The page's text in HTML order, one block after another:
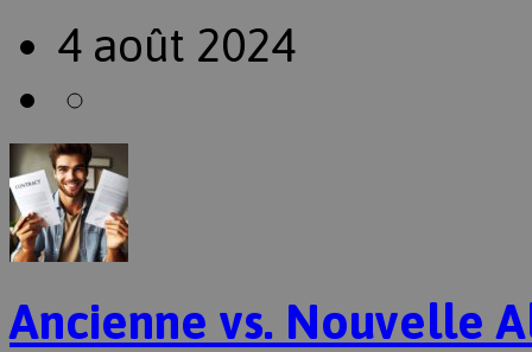
4 août 2024
Ancienne vs. Nouvelle